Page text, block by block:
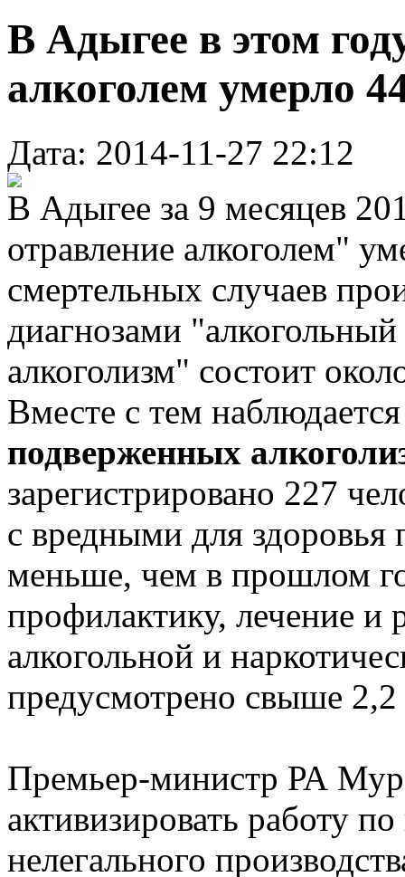
В Адыгее в этом
алкоголем умерло
Дата: 2014-11-27 22:12
В Адыгее за 9 месяцев
отравление алкоголем"
смертельных случаев
диагнозами
алкоголизм" состоит
Вместе с тем
подверженных
зарегистрировано 227
с вредными для здоровья
меньше, чем в прошлом
профилактику, лечение
алкогольной и
предусмотрено свыше
Премьер-министр РА
активизировать работу
нелегального